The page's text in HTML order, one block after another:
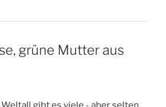
grüne Mutter aus